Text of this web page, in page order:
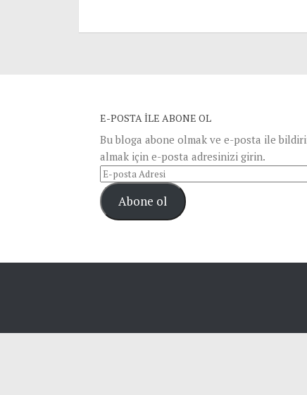
E-POSTA ILE ABONE OL
Bu bloga abone olmak ve e-posta ile
almak için e-posta adresinizi girin.
E-
posta
AdresiAbone ol